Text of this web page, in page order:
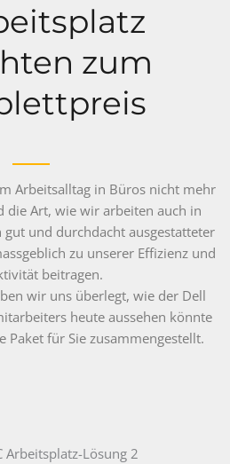
zum
Arbeitsalltag in Büros nicht mehr
die Art, wie wir arbeiten auch in
und durchdacht ausgestatteter
zu unserer Effizienz und
beitragen.
wir uns überlegt, wie der Dell
heute aussehen könnte
Paket für Sie zusammengestellt.